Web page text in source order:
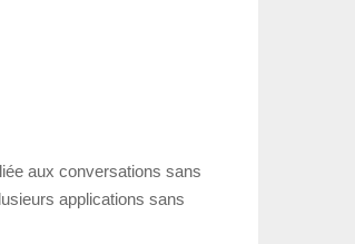
aux conversations sans
applications sans